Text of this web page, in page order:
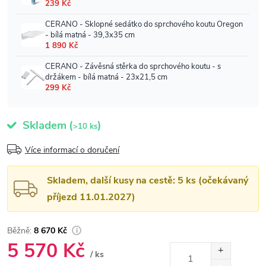
Skladem (>10 ks)
Více informací o doručení
Skladem, další kusy na cestě: 5 ks (očekávaný
příjezd 11.01.2027)
8 670 Kč
5 570 Kč / ks